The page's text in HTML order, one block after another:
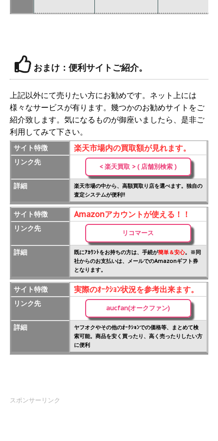
おまけ：便利サイトご紹介。
上記以外にて売りたい方にお勧めです。ネット上には
様々なサービスが有ります。幾つかのお勧めサイトをご
紹介致します。気になるものが御座いましたら、是非ご
利用してみて下さい。
サイト特徴 楽天市場内の買取額が見れます。
リンク先
< 楽天買取 > ( 店舗別検索 )
詳細
楽天市場の中から、高額買取り店を選べます。独自の
査定システムが便利!!
サイト特徴 Amazonアカウントが使える！！
リンク先
リコマース
詳細 既にｱｶｳﾝﾄをお持ちの方は、手続が簡単＆安心。※同
社からのお支払いは、メールでのAmazonギフト券
となります。
サイト特徴 実際のｵｰｸｼｮﾝ状況を参考出来ます。
リンク先
aucfan(オークファン)
詳細
ヤフオクやその他のｵｰｸｼｮﾝでの価格等、まとめて検
索可能。商品を安く買ったり、高く売ったりしたい方
に便利
スポンサーリンク